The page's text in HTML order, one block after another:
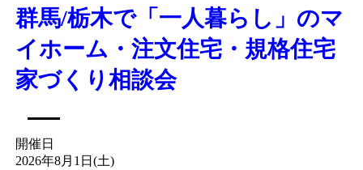
群馬/栃木で「一人暮らし」のマ
イホーム・注文住宅・規格住宅
家づくり相談会
開催日
2026年8月1日(土)